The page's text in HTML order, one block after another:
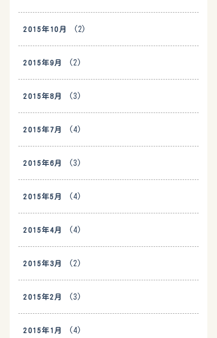
2015年10月 (2)
2015年9月 (2)
2015年8月 (3)
2015年7月 (4)
2015年6月 (3)
2015年5月 (4)
2015年4月 (4)
2015年3月 (2)
2015年2月 (3)
2015年1月 (4)